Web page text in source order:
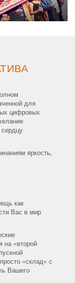
для
цифровых
яркость,
как
Вас в мир
на «второй
«склад» с
Вашего